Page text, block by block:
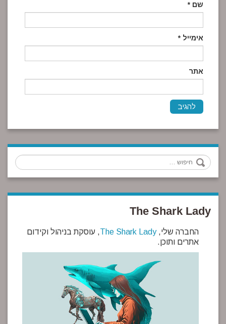
שם *
אימייל *
אתר
חיפוש
The Shark Lady
החברה שלי,The Shark Lady, עוסקת בניהול וקידום
אתרים ותוכן.